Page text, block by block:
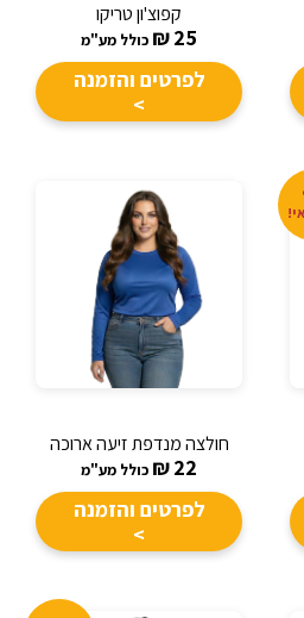
קפוצ'ון טריקו
25
₪ כולל מע"מ
לפרטים והזמנה
>
חולצה מנדפת זיעה ארוכה
22
₪ כולל מע"מ
לפרטים והזמנה
>